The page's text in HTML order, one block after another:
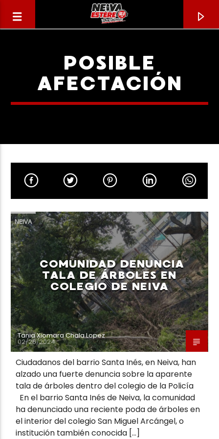
CANCIÓN ACTUAL
TÍTULO
ARTISTA
Neiva Estereo
POSIBLE
AFECTACIÓN
NEIVA
COMUNIDAD DENUNCIA
TALA DE ÁRBOLES EN
COLEGIO DE NEIVA
Tania Xiomara Chala Lopez
02/26/2024
Ciudadanos del barrio Santa Inés, en Neiva, han
alzado una fuerte denuncia sobre la aparente
tala de árboles dentro del colegio de la Policía
En el barrio Santa Inés de Neiva, la comunidad
ha denunciado una reciente poda de árboles en
el interior del colegio San Miguel Arcángel, o
institución también conocida […]